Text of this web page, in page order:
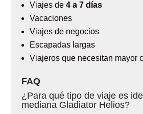
Viajes de4 a 7 días
Vacaciones
Viajes de negocios
Escapadas largas
Viajeros que necesitan mayor
FAQ
¿Para qué tipo de viaje es
mediana Gladiator Helios?